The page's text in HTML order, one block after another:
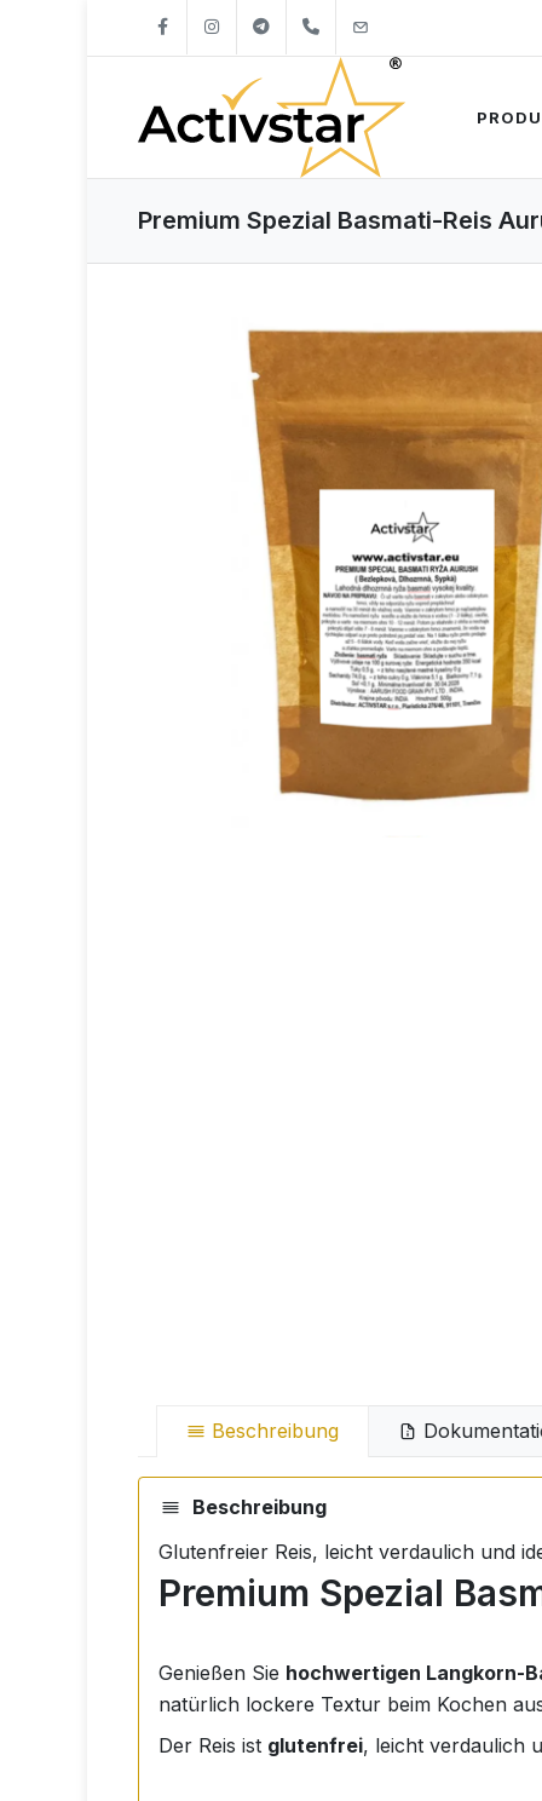
+421904262747
Premium Spezial Basmati-Reis
Beschreibung
Beschreibung
Glutenfreier Reis, leicht verdaulich und
Premium Spezial
Genießen Sie hochwertigen Langkorn-
natürlich lockere Textur beim Kochen
Der Reis ist glutenfrei, leicht verdaulich